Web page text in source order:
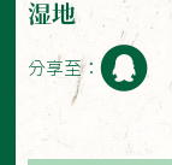
湿地
分享至：